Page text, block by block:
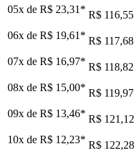
05x de R$ 23,31* R$ 116,55
06x de R$ 19,61* R$ 117,68
07x de R$ 16,97* R$ 118,82
08x de R$ 15,00* R$ 119,97
09x de R$ 13,46* R$ 121,12
10x de R$ 12,23* R$ 122,28